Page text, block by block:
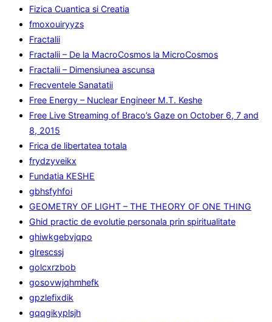
Fizica Cuantica si Creatia
fmoxouiryyzs
Fractalii
Fractalii – De la MacroCosmos la MicroCosmos
Fractalii – Dimensiunea ascunsa
Frecventele Sanatatii
Free Energy – Nuclear Engineer M.T. Keshe
Free Live Streaming of Braco’s Gaze on October 6, 7 and
8, 2015
Frica de libertatea totala
frydzyveikx
Fundatia KESHE
gbhsfyhfoi
GEOMETRY OF LIGHT – THE THEORY OF ONE THING
Ghid practic de evolutie personala prin spiritualitate
ghiwkgebvjqpo
glrescssj
golcxrzbob
gosovwjqhmhefk
gpzlefixdik
gqqgikyplsjh